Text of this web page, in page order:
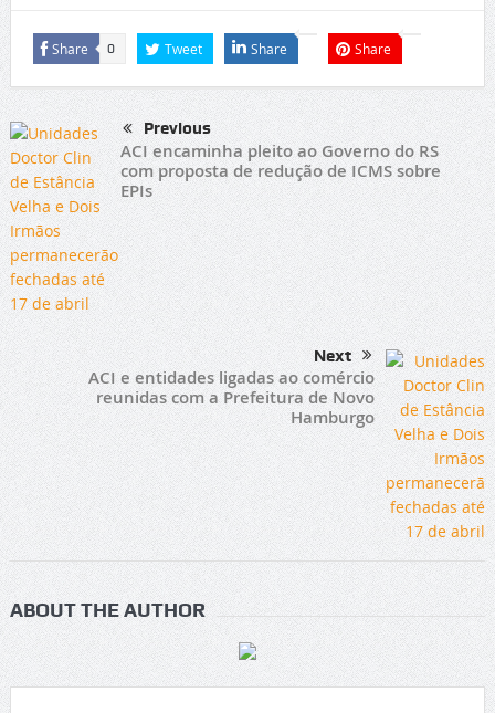
Share 0 Tweet Share Share
Previous
ACI encaminha pleito ao Governo do RS
com proposta de redução de ICMS sobre
EPIs
Next
ACI e entidades ligadas ao comércio
reunidas com a Prefeitura de Novo
Hamburgo
ABOUT THE AUTHOR